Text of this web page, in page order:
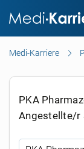
Medi-Karriere
PKA
Angestellte/r